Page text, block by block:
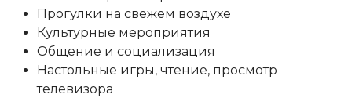
Прогулки на свежем воздухе
Культурные мероприятия
Общение и социализация
Настольные игры, чтение, просмотр
телевизора